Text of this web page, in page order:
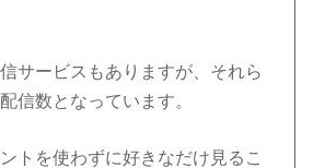
サービスもありますが、それら
信数となっています。
トを使わずに好きなだけ見るこ